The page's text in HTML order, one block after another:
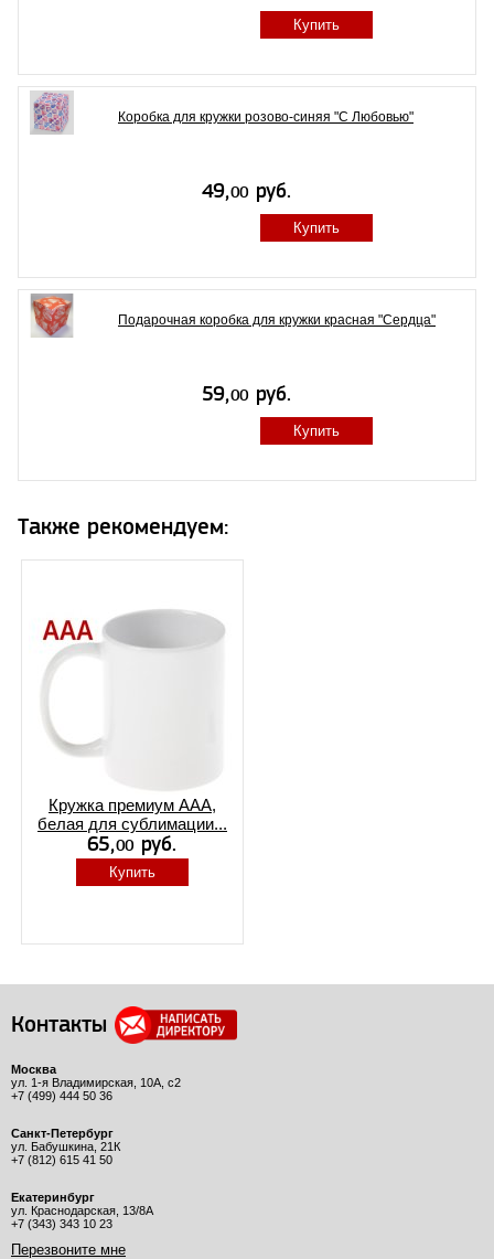
Купить
Коробка для кружки розово-синяя "С Любовью"
Купить
Подарочная коробка для кружки красная "Сердца"
Купить
Также рекомендуем:
Кружка премиум ААА,
белая для сублимации...
Купить
Контакты
Москва
ул. 1-я Владимирская, 10А, с2
+7 (499) 444 50 36
Санкт-Петербург
ул. Бабушкина, 21К
+7 (812) 615 41 50
Екатеринбург
ул. Краснодарская, 13/8А
+7 (343) 343 10 23
Перезвоните мне